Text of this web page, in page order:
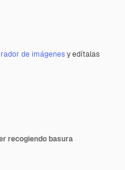
de imágenesy edítalas
recogiendo basura